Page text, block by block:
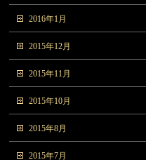
2016年1月
2015年12月
2015年11月
2015年10月
2015年8月
2015年7月